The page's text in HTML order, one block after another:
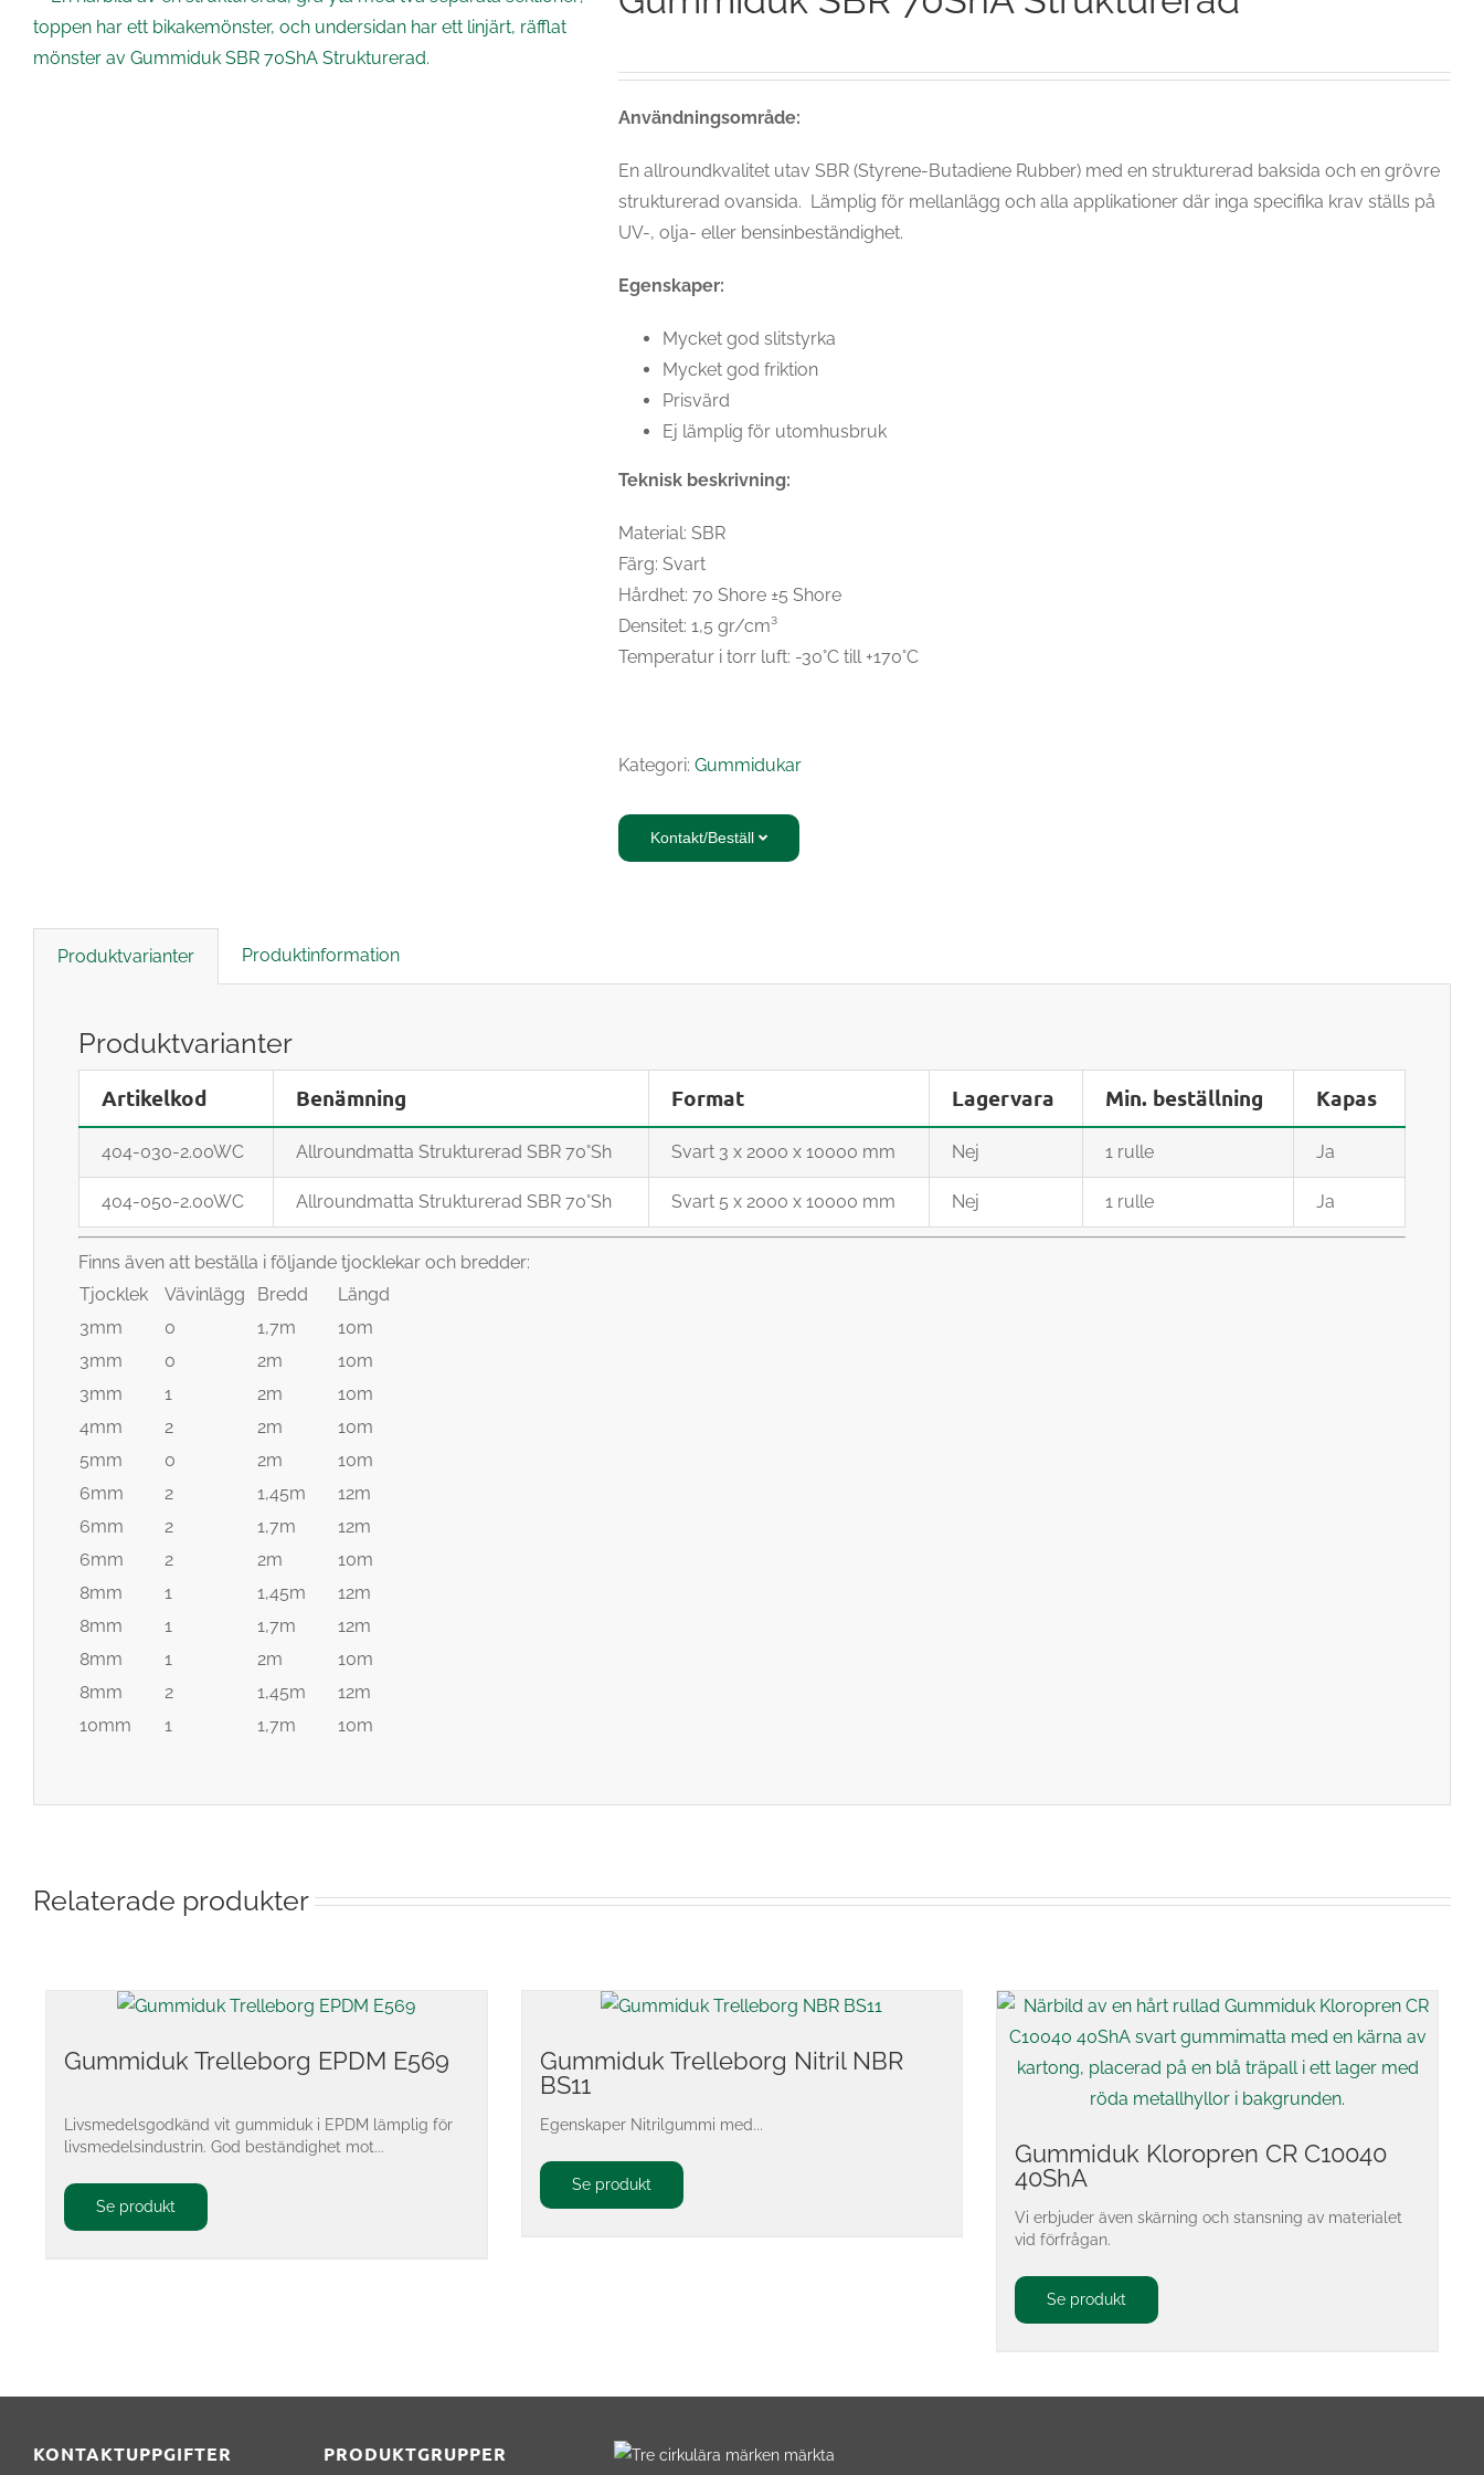
Användningsområde:
En allroundkvalitet utav SBR (Styrene-Butadiene Rubber) med en strukturerad baksida och en grövre
strukturerad ovansida. Lämplig för mellanlägg och alla applikationer där inga specifika krav ställs på
UV-, olja- eller bensinbeständighet.
Egenskaper:
Mycket god slitstyrka
Mycket god friktion
Prisvärd
Ej lämplig för utomhusbruk
Teknisk beskrivning:
Material: SBR
Färg: Svart
Hårdhet: 70 Shore ±5 Shore
Densitet: 1,5 gr/cm³
Temperatur i torr luft: -30°C till +170°C
Kategori: Gummidukar
Kontakt/Beställ
Produktvarianter Produktinformation
Produktvarianter
Artikelkod Benämning Format Lagervara Min. beställning Kapas
404-030-2.00WC Allroundmatta Strukturerad SBR 70°Sh Svart 3 x 2000 x 10000 mm Nej 1 rulle Ja
404-050-2.00WC Allroundmatta Strukturerad SBR 70°Sh Svart 5 x 2000 x 10000 mm Nej 1 rulle Ja
Finns även att beställa i följande tjocklekar och bredder:
Tjocklek
Vävinlägg Bredd
Längd
3mm
0 1,7m
10m
3mm
0 2m
10m
3mm
1 2m
10m
4mm
2 2m
10m
5mm
0 2m
10m
6mm
2 1,45m
12m
6mm
2 1,7m
12m
6mm
2 2m
10m
8mm
1 1,45m
12m
8mm
1 1,7m
12m
8mm
1 2m
10m
8mm
2 1,45m
12m
10mm
1 1,7m 10m
Relaterade produkter
Gummiduk Trelleborg EPDM E569
Livsmedelsgodkänd vit gummiduk i EPDM lämplig för
livsmedelsindustrin. God beständighet mot...
Se produkt
Gummiduk Trelleborg Nitril NBR
BS11
Egenskaper Nitrilgummi med...
Se produkt
Gummiduk Kloropren CR C10040
40ShA
Vi erbjuder även skärning och stansning av materialet
vid förfrågan.
Se produkt
KONTAKTUPPGIFTER PRODUKTGRUPPER